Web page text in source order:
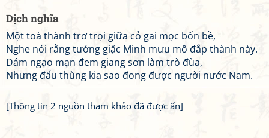
Dịch nghĩa
Một toà thành trơ trọi giữa cỏ gai mọc bốn bề,
Nghe nói rằng tướng giặc Minh mưu mô đắp thành này.
Dám ngạo mạn đem giang sơn làm trò đùa,
Nhưng đấu thùng kia sao đong được người nước Nam.
[Thông tin 2 nguồn tham khảo đã được ẩn]